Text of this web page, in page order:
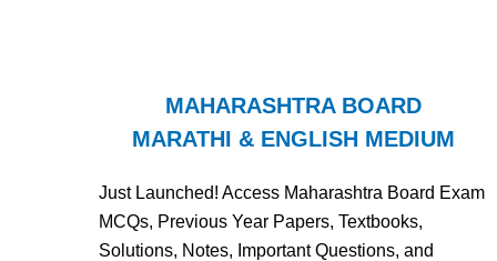
MAHARASHTRA BOARD
MARATHI & ENGLISH MEDIUM
Just Launched! Access Maharashtra Board Exam
MCQs, Previous Year Papers, Textbooks,
Solutions, Notes, Important Questions, and